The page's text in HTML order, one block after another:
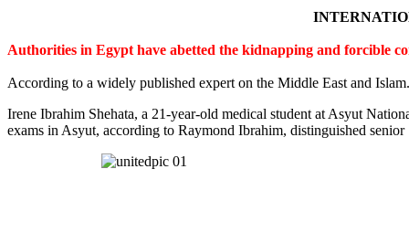
Authorities in Egypt have abetted the kidnapping and forcible
According to a widely published expert on the Middle East and Islam.
Irene Ibrahim Shehata, a 21-year-old medical student at Asyut
exams in Asyut, according to Raymond Ibrahim, distinguished